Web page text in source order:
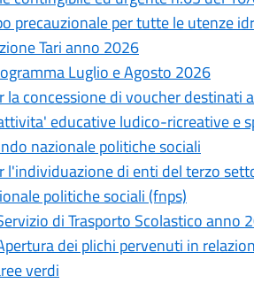
precauzionale per tutte le utenze
Tari anno 2026
Luglio e Agosto 2026
la concessione di voucher destinati
educative ludico-ricreative e
nazionale politiche sociali
l'individuazione di enti del terzo
politiche sociali (fnps)
di Trasporto Scolastico anno
dei plichi pervenuti in
verdi